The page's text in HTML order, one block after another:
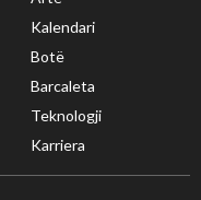
Kalendari
Botë
Barcaleta
Teknologji
Karriera